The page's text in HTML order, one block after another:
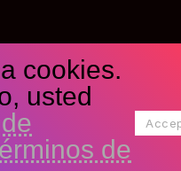
cookies.
usted
de